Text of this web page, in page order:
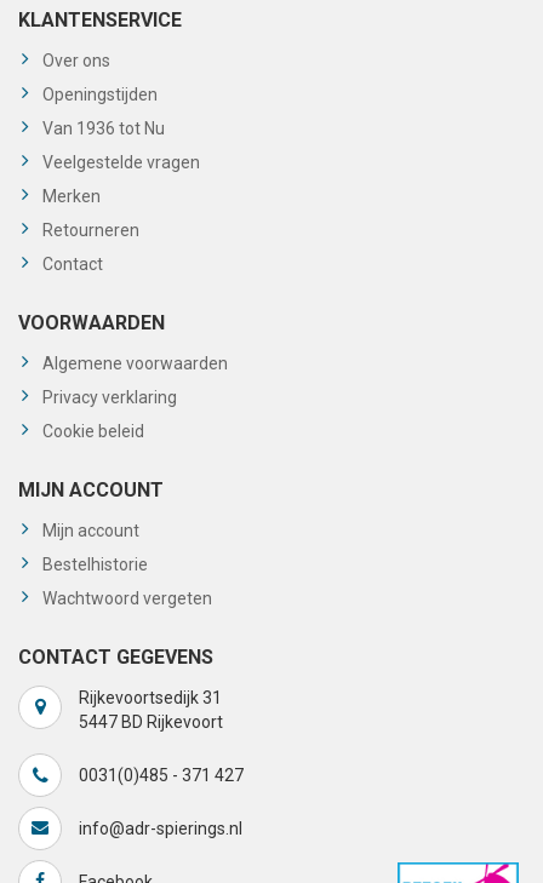
KLANTENSERVICE
Over ons
Openingstijden
Van 1936 tot Nu
Veelgestelde vragen
Merken
Retourneren
Contact
VOORWAARDEN
Algemene voorwaarden
Privacy verklaring
Cookie beleid
MIJN ACCOUNT
Mijn account
Bestelhistorie
Wachtwoord vergeten
CONTACT GEGEVENS
Rijkevoortsedijk 31
5447 BD Rijkevoort
0031(0)485 - 371 427
info@adr-spierings.nl